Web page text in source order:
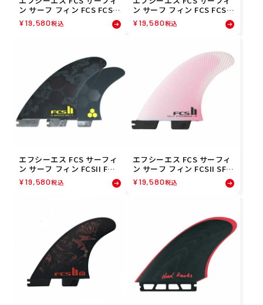
ン サーフ フィン FCS FCSII
GM PC AC BLUE TRI SET X
L FGMX-PC01-XL-TSR
¥19,580税込
ン サーフ フィン FCS FCSII
GM PC AC FIRE TRI SET L
FGML-PC02-LG-TSR
¥19,580税込
エフシーエス FCS サーフィ
ン サーフ フィン FCSII FT P
G TRI FIN FFTL-PG01-LG-T
SR
¥19,580税込
エフシーエス FCS サーフィ
ン サーフ フィン FCSII SF P
C DUSTY PINK TRI FIN SET
M FSFM-PC03-MD-TSR
¥19,580税込